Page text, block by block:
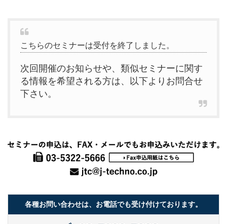
こちらのセミナーは受付を終了しました。
次回開催のお知らせや、類似セミナーに関す
る情報を希望される方は、以下よりお問合せ
下さい。
各種お問い合わせは、お電話でも受け付けております。